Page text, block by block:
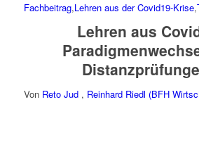
Fachbeitrag,Lehren aus der Covid19-Krise,
Lehren aus
Von Reto Jud , Reinhard Riedl (BFH